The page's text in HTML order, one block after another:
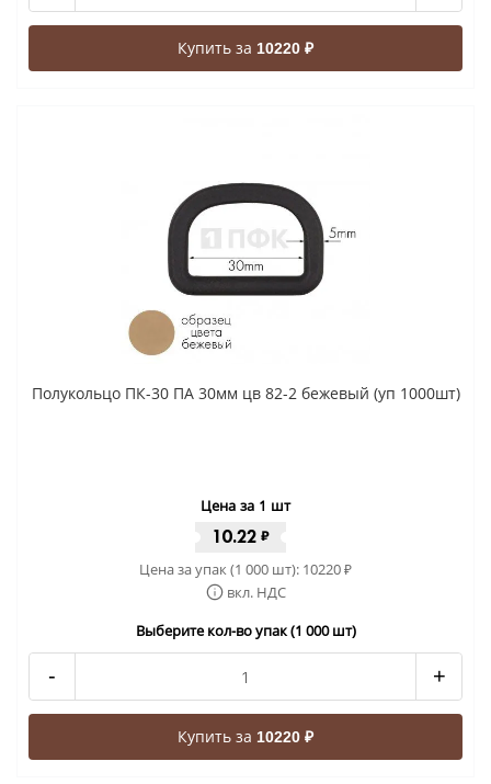
Купить за 10220 ₽
Полукольцо ПК-30 ПА 30мм цв 82-2 бежевый (уп 1000шт)
Цена за 1 шт
10.22 ₽
Цена за упак (1 000 шт): 10220₽
вкл. НДС
Выберите кол-во упак (1 000 шт)
- +
Купить за 10220 ₽